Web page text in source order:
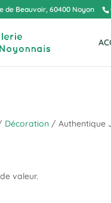
de Beauvoir, 60400 Noyon
Décoration / Authentique
valeur.